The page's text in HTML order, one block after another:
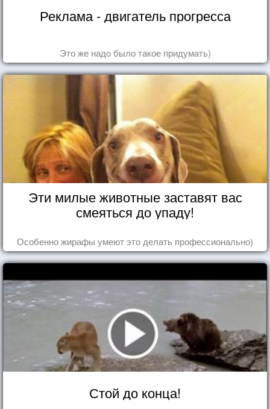
Реклама - двигатель прогресса
Это же надо было такое придумать)
Эти милые животные заставят вас
смеяться до упаду!
Особенно жирафы умеют это делать профессионально)
Стой до конца!